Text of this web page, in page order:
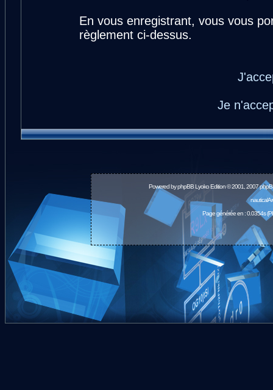
En vous enregistrant, vous vous
règlement ci-dessus.
Je
Powered byphpBBLyoko Edition © 2001, 2007
Page générée en : 0.0354s